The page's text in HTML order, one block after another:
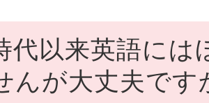
代以来英語には
んが大丈夫です